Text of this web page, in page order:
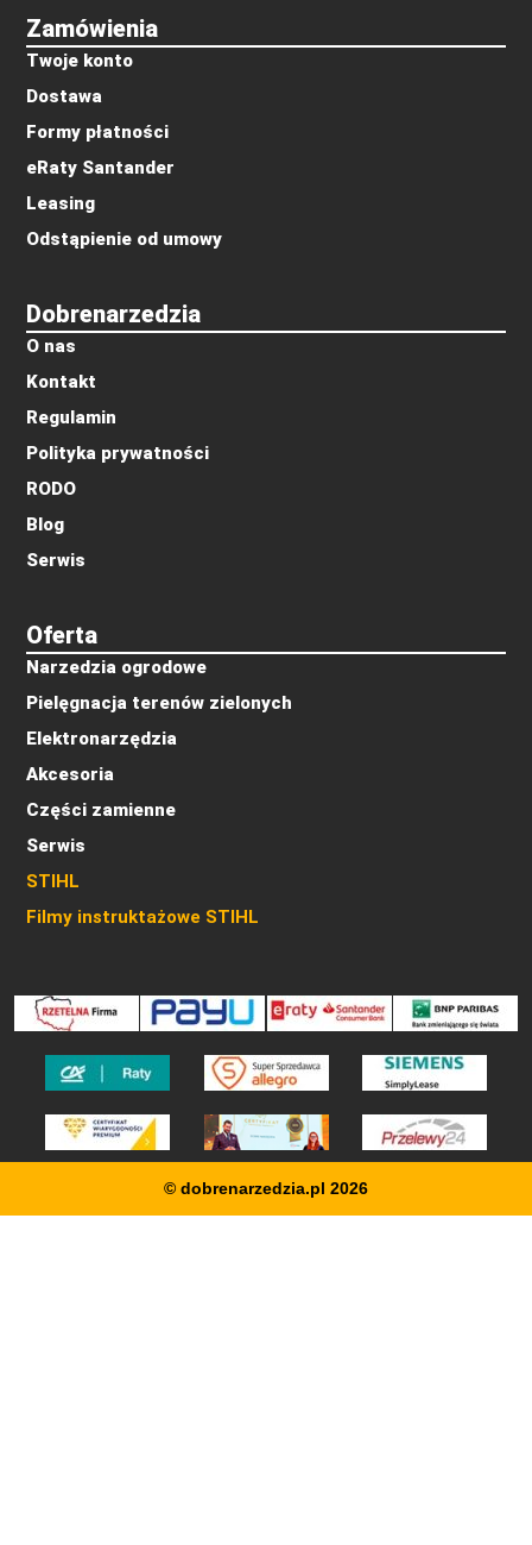
Oferta
Narzedzia ogrodowe
Pielęgnacja terenów zielonych
Elektronarzędzia
Akcesoria
Części zamienne
Serwis
STIHL
Filmy instruktażowe STIHL
Dobrenarzedzia
O nas
Kontakt
Regulamin
Polityka prywatności
RODO
Blog
Serwis
Zamówienia
Twoje konto
Dostawa
Formy płatności
eRaty Santander
Leasing
Odstąpienie od umowy
© dobrenarzedzia.pl 2026